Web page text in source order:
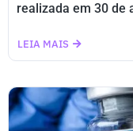
realizada em 30 de
LEIA MAIS